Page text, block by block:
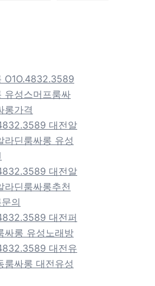
O1O.4832.3589
유성스머프룸싸
롱가격
대전알
라딘룸싸롱 유성
대전알
라딘룸싸롱추천
의
대전퍼
싸롱 유성노래방
대전유
룸싸롱 대전유성